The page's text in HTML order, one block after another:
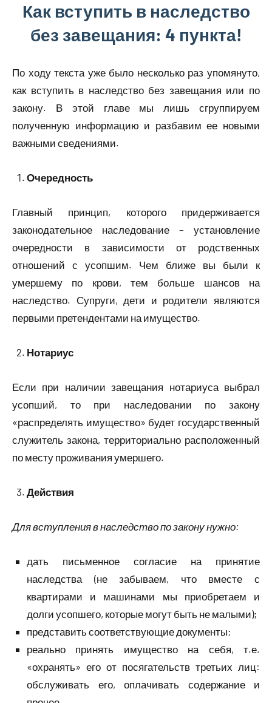
Как вступить в наследство
без завещания: 4 пункта!
По ходу текста уже было несколько раз упомянуто,
как вступить в наследство без завещания или по
закону. В этой главе мы лишь сгруппируем
полученную информацию и разбавим ее новыми
важными сведениями.
Очередность
Главный принцип, которого придерживается
законодательное наследование – установление
очередности в зависимости от родственных
отношений с усопшим. Чем ближе вы были к
умершему по крови, тем больше шансов на
наследство. Супруги, дети и родители являются
первыми претендентами на имущество.
Нотариус
Если при наличии завещания нотариуса выбрал
усопший, то при наследовании по закону
«распределять имущество» будет государственный
служитель закона, территориально расположенный
по месту проживания умершего.
Действия
Для вступления в наследство по закону нужно:
дать письменное согласие на принятие
наследства (не забываем, что вместе с
квартирами и машинами мы приобретаем и
долги усопшего, которые могут быть не малыми);
представить соответствующие документы;
реально принять имущество на себя, т.е.
«охранять» его от посягательств третьих лиц:
обслуживать его, оплачивать содержание и